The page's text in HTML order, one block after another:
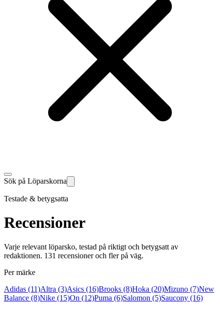
Sök på Löparskorna
Testade & betygsatta
Recensioner
Varje relevant löparsko, testad på riktigt och betygsatt av
redaktionen. 131 recensioner och fler på väg.
Per märke
Adidas (11)Altra (3)Asics (16)Brooks (8)Hoka (20)Mizuno (7)New
Balance (8)Nike (15)On (12)Puma (6)Salomon (5)Saucony (16)